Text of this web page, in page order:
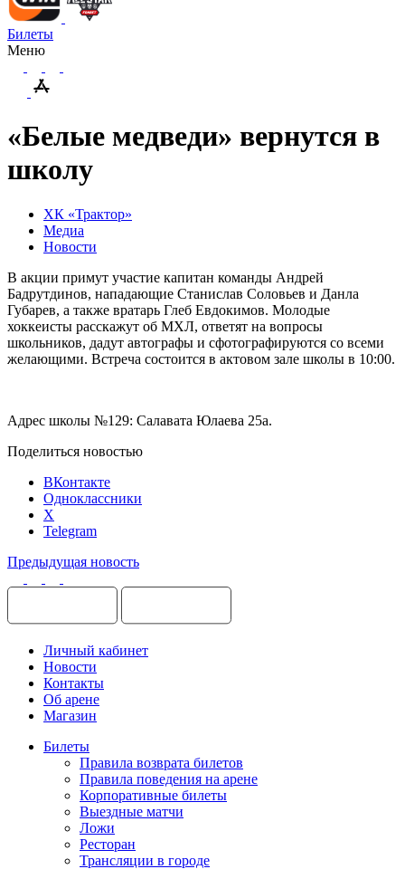
Билеты
Меню
«Белые медведи» вернутся в
школу
ХК «Трактор»
Медиа
Новости
В акции примут участие капитан команды Андрей
Бадрутдинов, нападающие Станислав Соловьев и Данла
Губарев, а также вратарь Глеб Евдокимов. Молодые
хоккеисты расскажут об МХЛ, ответят на вопросы
школьников, дадут автографы и сфотографируются со всеми
желающими. Встреча состоится в актовом зале школы в 10:00.
Адрес школы №129: Салавата Юлаева 25а.
Поделиться новостью
ВКонтакте
Одноклассники
X
Telegram
Предыдущая новость
Личный кабинет
Новости
Контакты
Об арене
Магазин
Билеты
Правила возврата билетов
Правила поведения на арене
Корпоративные билеты
Выездные матчи
Ложи
Ресторан
Трансляции в городе